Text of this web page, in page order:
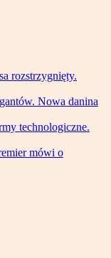
rozstrzygnięty.
Nowa danina
technologiczne.
mówi o